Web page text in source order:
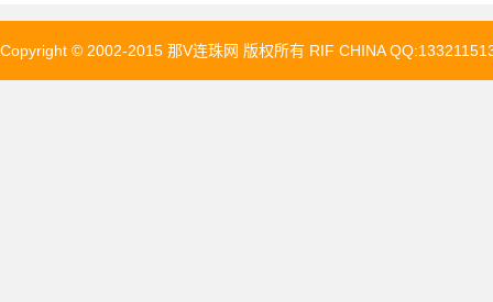
Copyright © 2002-2015 那V连珠网 版权所有 RIF CHINA